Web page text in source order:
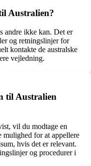
Australien?
andre ikke kan. Det er
og retningslinjer for
kontakte de australske
vejledning.
til Australien
vil du modtage en
mulighed for at appellere
hvis det er relevant.
og procedurer i